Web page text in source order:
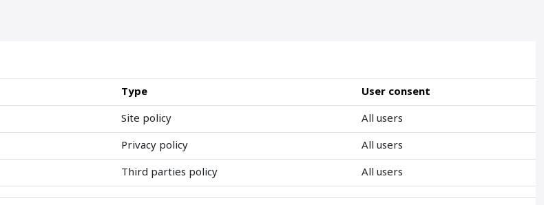
Type
User consent
Site policy
All users
Privacy policy
All users
Third parties policy All users